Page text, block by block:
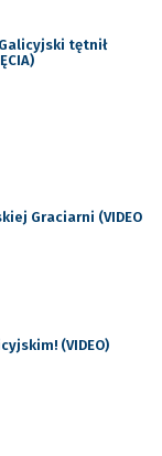
Galicyjski tętnił
Graciarni (VIDEO
(VIDEO)